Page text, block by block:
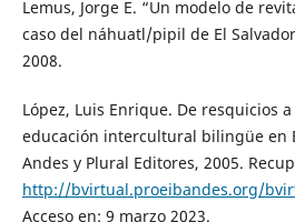
Lemus, Jorge E. “Un modelo de
caso del náhuatl/pipil de El
2008.
López, Luis Enrique. De resquicios
educación intercultural bilingüe en
Andes y Plural Editores, 2005.
http://bvirtual.proeibandes.org/
Acceso en: 9 marzo 2023.